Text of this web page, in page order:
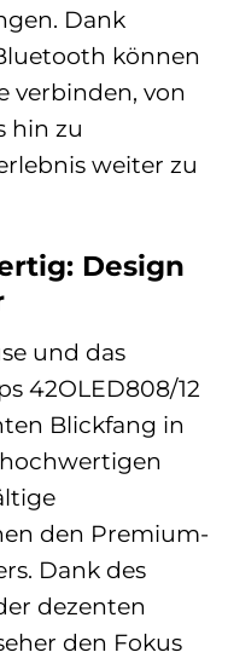
Dank
können
verbinden, von
hin zu
weiter zu
Design
und das
42OLED808/12
Blickfang in
den Premium-
Dank des
dezenten
den Fokus